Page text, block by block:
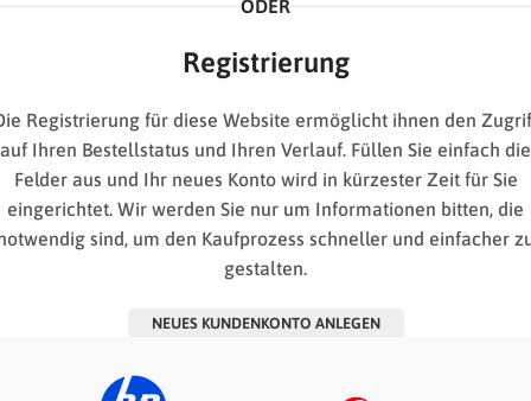
ODER
Registrierung
Registrierung für diese Website ermöglicht ihnen den
auf Ihren Bestellstatus und Ihren Verlauf. Füllen Sie einfach die
Felder aus und Ihr neues Konto wird in kürzester Zeit für Sie
eingerichtet. Wir werden Sie nur um Informationen bitten, die
sind, um den Kaufprozess schneller und einfacher
gestalten.
NEUES KUNDENKONTO ANLEGEN